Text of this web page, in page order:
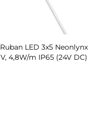
Ruban LED 3x5 Neonlynx
V, 4,8W/m IP65 (24V DC)